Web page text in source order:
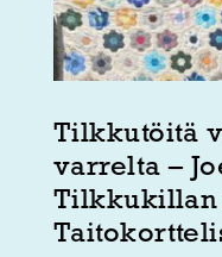
Tilkkutöitä
varrelta –
Tilkkukillan